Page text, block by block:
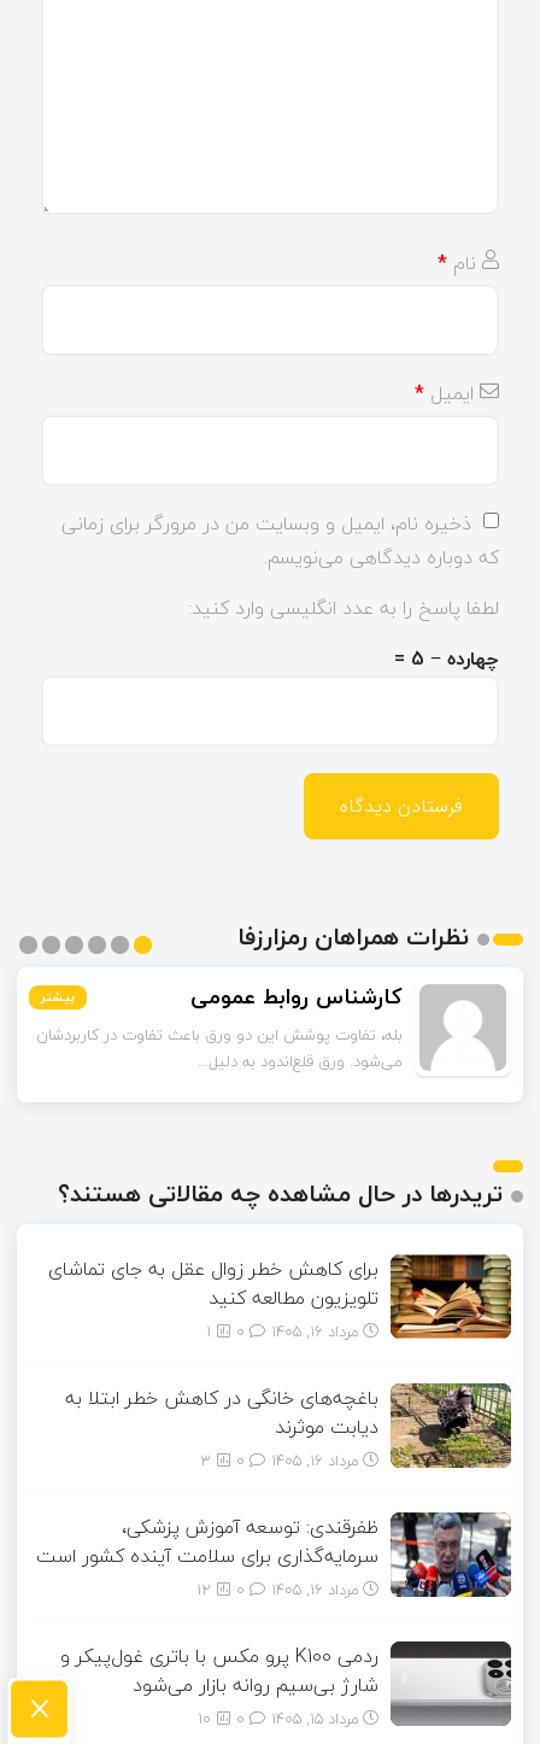
نام *
ایمیل *
ذخیره نام، ایمیل و وبسایت من در مرورگر برای زمانی
که دوباره دیدگاهی می‌نویسم.
لطفا پاسخ را به عدد انگلیسی وارد کنید:
چهارده − 5 =
نظرات همراهان رمزارزفا
کارشناس روابط عمومی بیشتر
بله، تفاوت پوشش این دو ورق باعث تفاوت در کاربردشان
می‌شود. ورق قلع‌اندود به دلیل...
بیشتر
بیشتر
بیشتر
بیشتر
بیشتر
تریدرها در حال مشاهده چه مقالاتی هستند؟
برای کاهش خطر زوال عقل به جای تماشای
تلویزیون مطالعه کنید
مرداد ۱۶, ۱۴۰۵ 1
باغچه‌های خانگی در کاهش خطر ابتلا به
دیابت موثرند
مرداد ۱۶, ۱۴۰۵ 3
ظفرقندی: توسعه آموزش پزشکی،
سرمایه‌گذاری برای سلامت آینده کشور است
مرداد ۱۶, ۱۴۰۵ 12
ردمی K100 پرو مکس با باتری غول‌پیکر و
شارژ بی‌سیم روانه بازار می‌شود
مرداد ۱۵, ۱۴۰۵ 10
×